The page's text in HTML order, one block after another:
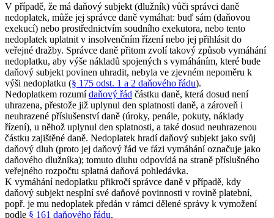
V případě, že má daňový subjekt (dlužník) vůči správci daně
nedoplatek, může jej správce daně vymáhat: buď sám (daňovou
exekucí) nebo prostřednictvím soudního exekutora, nebo tento
nedoplatek uplatnit v insolvenčním řízení nebo jej přihlásit do
veřejné dražby. Správce daně přitom zvolí takový způsob vymáhání
nedoplatku, aby výše nákladů spojených s vymáháním, které bude
daňový subjekt povinen uhradit, nebyla ve zjevném nepoměru k
výši nedoplatku (§ 175 odst. 1 a 2 daňového řádu).
Nedoplatkem rozumídaňový řád částku daně, která dosud není
uhrazena, přestože již uplynul den splatnosti daně, a zároveň i
neuhrazené příslušenství daně (úroky, penále, pokuty, náklady
řízení), u něhož uplynul den splatnosti, a také dosud neuhrazenou
částku zajištěné daně. Nedoplatek hradí daňový subjekt jako svůj
daňový dluh (proto jej daňový řád ve fázi vymáhání označuje jako
daňového dlužníka); tomuto dluhu odpovídá na straně příslušného
veřejného rozpočtu splatná daňová pohledávka.
K vymáhání nedoplatku přikročí správce daně v případě, kdy
daňový subjekt nesplní své daňové povinnosti v rovině platební,
popř. je mu nedoplatek předán v rámci dělené správy k vymožení
podle § 161 daňového řádu.